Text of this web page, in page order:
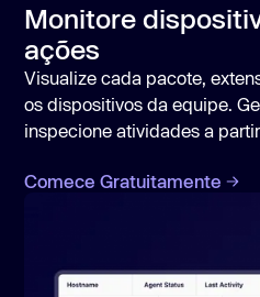
Monitore
ações
Visualize cada pacote,
os dispositivos da equipe.
inspecione atividades a
Comece Gratuitamente